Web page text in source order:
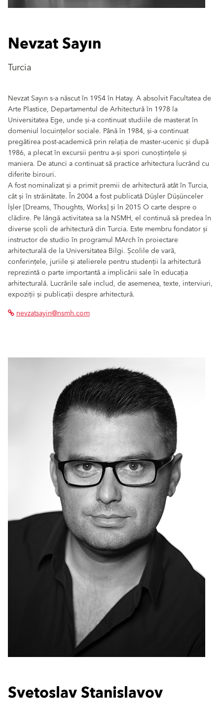
Nevzat Sayın
Turcia
Nevzat Sayın s-a născut în 1954 în Hatay. A absolvit Facultatea de
Arte Plastice, Departamentul de Arhitectură în 1978 la
Universitatea Ege, unde și-a continuat studiile de masterat în
domeniul locuințelor sociale. Până în 1984, și-a continuat
pregătirea post-academică prin relația de master-ucenic și după
1986, a plecat în excursii pentru a-și spori cunoștințele și
maniera. De atunci a continuat să practice arhitectura lucrând cu
diferite birouri.
A fost nominalizat și a primit premii de arhitectură atât în ​​Turcia,
cât și în străinătate. În 2004 a fost publicată Düșler Düșünceler
İșler [Dreams, Thoughts, Works] și în 2015 O carte despre o
clădire. Pe lângă activitatea sa la NSMH, el continuă să predea în
diverse școli de arhitectură din Turcia. Este membru fondator și
instructor de studio în programul MArch în proiectare
arhitecturală de la Universitatea Bilgi. Școlile de vară,
conferințele, juriile și atelierele pentru studenții la arhitectură
reprezintă o parte importantă a implicării sale în educația
arhitecturală. Lucrările sale includ, de asemenea, texte, interviuri,
expoziții și publicații despre arhitectură.
nevzatsayin@nsmh.com
Svetoslav Stanislavov